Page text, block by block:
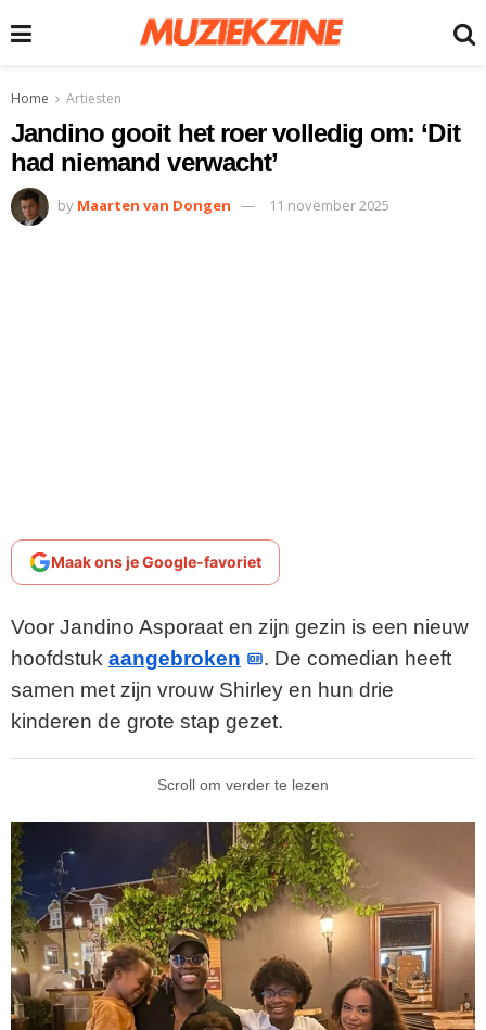
Home Artiesten
Jandino gooit het roer volledig om: ‘Dit
had niemand verwacht’
by Maarten van Dongen 11 november 2025
Maak ons je Google-favoriet
Voor Jandino Asporaat en zijn gezin is een nieuw
hoofdstuk aangebroken
. De comedian heeft
samen met zijn vrouw Shirley en hun drie
kinderen de grote stap gezet.
Scroll om verder te lezen